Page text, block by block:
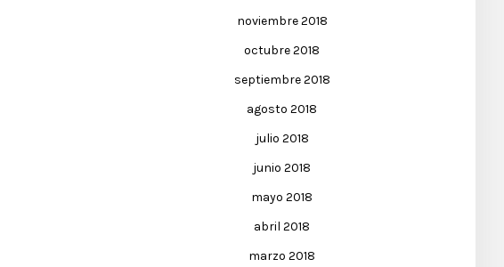
noviembre 2018
octubre 2018
septiembre 2018
agosto 2018
julio 2018
junio 2018
mayo 2018
abril 2018
marzo 2018